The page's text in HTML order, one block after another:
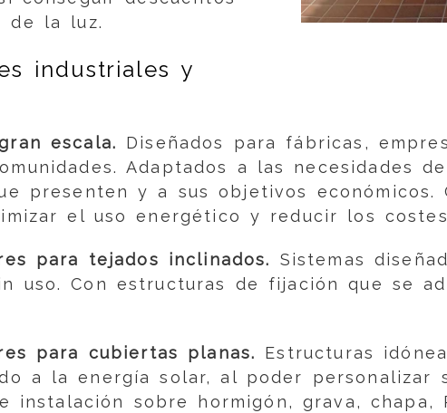
de la luz.
industriales y
escala. Diseñados para fábricas,
Adaptados a las necesidades
presenten y a sus objetivos económicos.
el uso energético y reducir los
para tejados inclinados.
Sistemas
uso. Con estructuras de fijación que se
para cubiertas planas.
Estructuras
a la energía solar, al poder personalizar
instalación sobre hormigón, grava, chapa,